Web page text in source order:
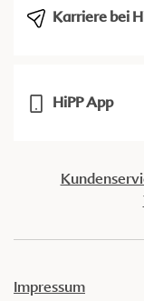
Karriere bei
HiPP App
Impressum